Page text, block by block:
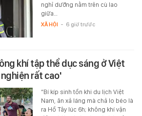
nghỉ dưỡng nằm trên cù lao
giữa…
XÃ HỘI - 6 giờ trước
khí tập thể dục sáng ở Việt
rất cao'
“Bí kíp sinh tồn khi du lịch Việt
Nam, ăn xả láng mà chả lo béo là
ra Hồ Tây lúc 6h; không khí vận